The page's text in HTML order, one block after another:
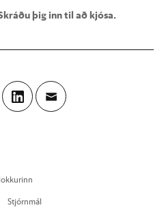
þig inn til að kjósa.
Stjórn­mál